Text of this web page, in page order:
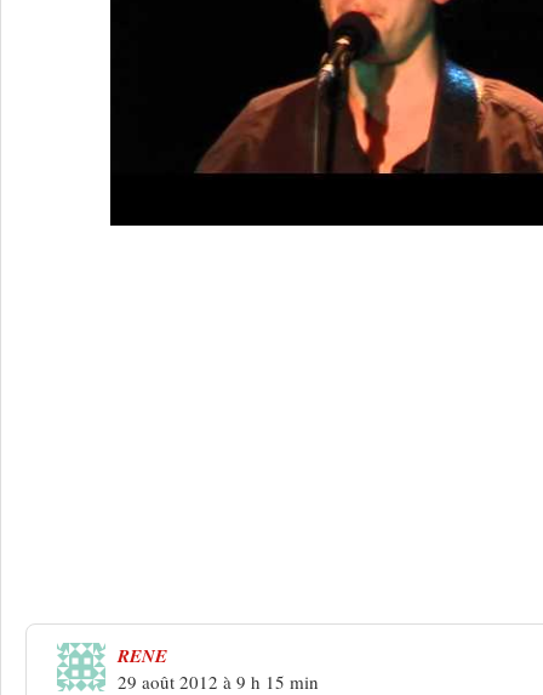
RENE
29 août 2012 à 9 h 15 min